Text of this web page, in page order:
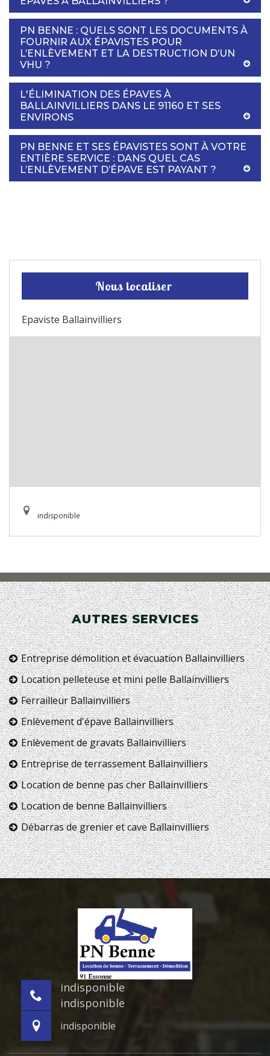
PN BENNE : QUELS SONT LES DOCUMENTS À
FOURNIR AUX ÉPAVISTES POUR
L’ENLÈVEMENT ET LA DESTRUCTION D’UN
VHU ?
L'ÉLIMINATION DES ÉPAVES À
BALLAINVILLIERS DANS LE 91160 ET SES
ENVIRONS
PN BENNE ET SES ÉPAVISTES SONT À VOTRE
ENTIÈRE SERVICE : DANS QUEL CAS
L’ENLÈVEMENT D’ÉPAVE EST PAYANT ?
Nous localiser
Epaviste Ballainvilliers
indisponible
AUTRES SERVICES
Entreprise démolition et évacuation Ballainvilliers
Location pelleteuse et mini pelle Ballainvilliers
Ferrailleur Ballainvilliers
Enlèvement d'épave Ballainvilliers
Enlèvement de gravats Ballainvilliers
Entreprise de terrassement Ballainvilliers
Location de benne pas cher Ballainvilliers
Location de benne Ballainvilliers
Débarras de grenier et cave Ballainvilliers
indisponible
indisponible
indisponible